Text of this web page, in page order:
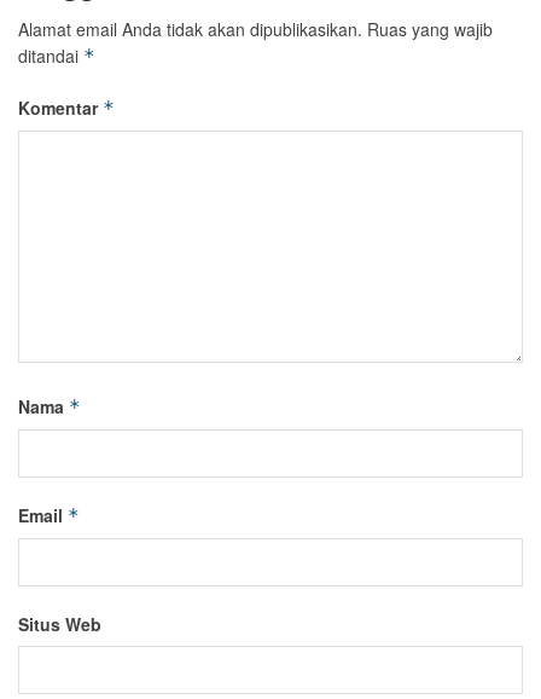
Alamat email Anda tidak akan dipublikasikan. Ruas yang wajib
ditandai *
Komentar *
Nama *
Email *
Situs Web